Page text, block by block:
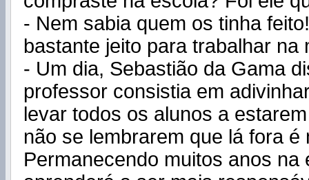
- Nem sabia quem os tinha
bastante jeito para trabalhar na
- Um dia, Sebastião da Gama
professor consistia em
levar todos os alunos a
não se lembrarem que lá fora é
Permanecendo muitos anos na